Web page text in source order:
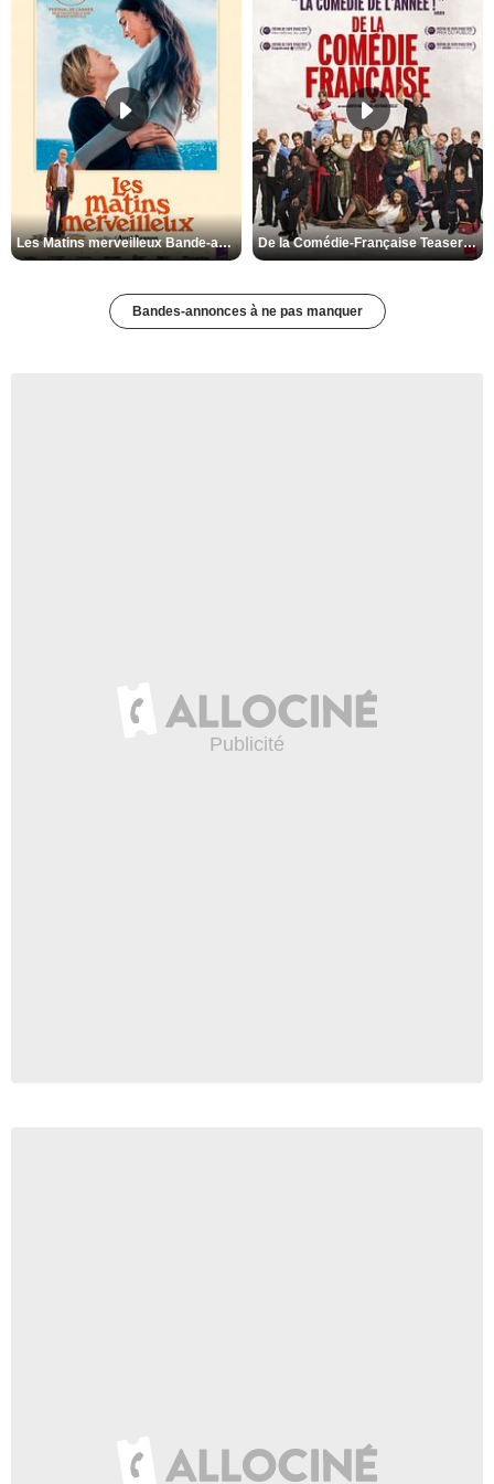
Les Matins merveilleux Bande-annonce VF De la Comédie-Française Teaser VF
Bandes-annonces à ne pas manquer